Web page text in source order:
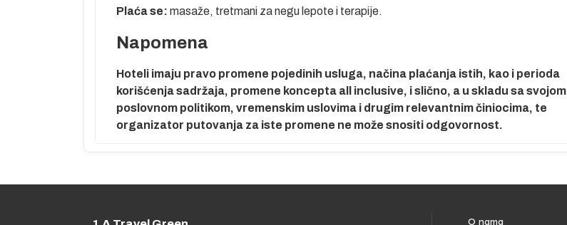
Plaća se: masaže, tretmani za negu lepote i terapije.
Napomena
Hoteli imaju pravo promene pojedinih usluga, načina plaćanja istih, kao i perioda
korišćenja sadržaja, promene koncepta all inclusive, i slično, a u skladu sa svojom
poslovnom politikom, vremenskim uslovima i drugim relevantnim činiocima, te
organizator putovanja za iste promene ne može snositi odgovornost.
O nama